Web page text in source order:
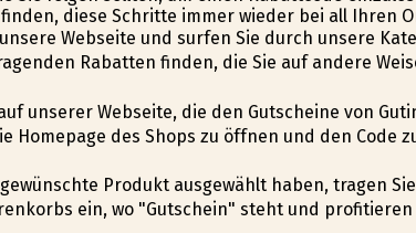
diese Schritte immer wieder bei all Ihren
Webseite und surfen Sie durch unsere
Rabatten finden, die Sie auf andere
unserer Webseite, die den Gutscheine von
Homepage des Shops zu öffnen und den Code
Produkt ausgewählt haben, tragen
ein, wo "Gutschein" steht und profitieren